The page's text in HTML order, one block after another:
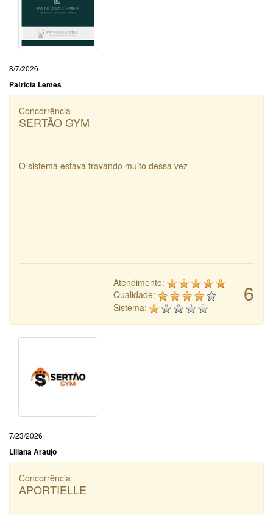
8/7/2026
Patricia Lemes
Concorrência
SERTÃO GYM
O sistema estava travando muito dessa vez
6
Atendimento:
Qualidade:
Sistema:
7/23/2026
Liliana Araujo
Concorrência
APORTIELLE